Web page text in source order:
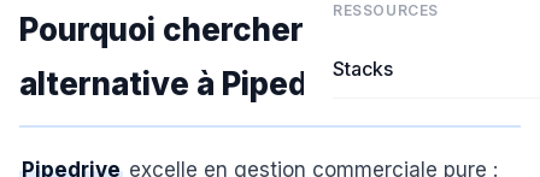
RESSOURCES
Stacks
Pourquoi chercher une
alternative à Pipedrive ?
Pipedrive excelle en gestion commerciale pure :